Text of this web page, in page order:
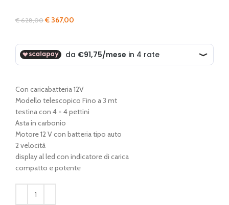
€628,00Il
era:
€ 628,00.
€ 367,00
è:
€ 367,00.
Con caricabatteria 12V
Modello telescopico Fino a 3 mt
testina con 4 + 4 pettini
Asta in carbonio
Motore 12 V con batteria tipo auto
2 velocità
display al led con indicatore di carica
compatto e potente